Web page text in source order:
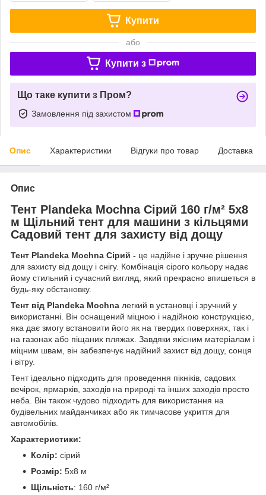
Купити
або
Купити з
Що таке купити з Пром?
Замовлення під захистом
Опис Характеристики Відгуки про товар Доставка
Опис
Тент Plandeka Mochna Сірий 160 г/м² 5х8
м Щільний тент для машини з кільцями
Садовий тент для захисту від дощу
Тент Plandeka Mochna Сірий - це надійне і зручне рішення
для захисту від дощу і снігу. Комбінація сірого кольору надає
йому стильний і сучасний вигляд, який прекрасно впишеться в
будь-яку обстановку.
Тент від Plandeka Mochna легкий в установці і зручний у
використанні. Він оснащений міцною і надійною конструкцією,
яка дає змогу встановити його як на твердих поверхнях, так і
на газонах або піщаних пляжах. Завдяки якісним матеріалам і
міцним швам, він забезпечує надійний захист від дощу, сонця
і вітру.
Тент ідеально підходить для проведення пікніків, садових
вечірок, ярмарків, заходів на природі та інших заходів просто
неба. Він також чудово підходить для використання на
будівельних майданчиках або як тимчасове укриття для
автомобілів.
Характеристики:
Колір: сірий
Розмір: 5х8 м
Щільність: 160 г/м²